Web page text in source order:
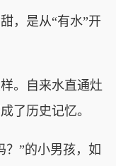
，是从“有水”开
。自来水直通灶
了历史记忆。
”的小男孩，如